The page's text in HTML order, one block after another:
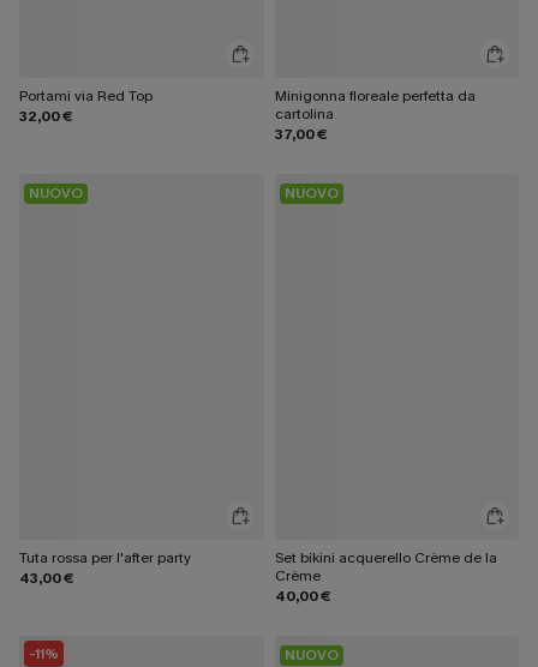
Portami via Red Top
32,00 €
Minigonna floreale perfetta da
cartolina
37,00 €
NUOVO
Tuta rossa per l'after party
43,00 €
NUOVO
Set bikini acquerello Crème de la
Crème
40,00 €
-11% NUOVO